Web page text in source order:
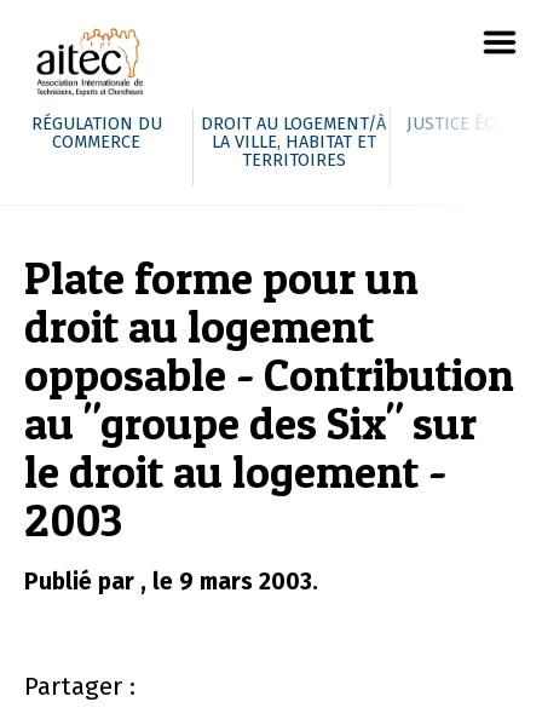
RÉGULATION DU
COMMERCE
DROIT AU LOGEMENT/À
LA VILLE, HABITAT ET
TERRITOIRES
JUSTICE
Plate forme pour un
droit au logement
opposable - Contribution
au "groupe des Six" sur
le droit au logement -
2003
Publié par , le 9 mars 2003.
Partager :